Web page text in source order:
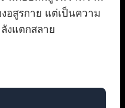
อสูรกาย แต่เป็นความ
งแตกสลาย